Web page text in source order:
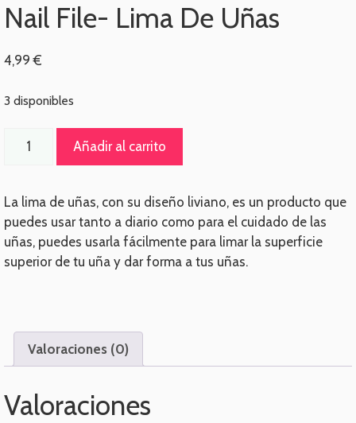
Nail File- Lima De Uñas
4,99€
3 disponibles
File-
De
Uñas
cantidad
Añadir al carrito
La lima de uñas, con su diseño liviano, es un producto que
puedes usar tanto a diario como para el cuidado de las
uñas, puedes usarla fácilmente para limar la superficie
superior de tu uña y dar forma a tus uñas.
Valoraciones (0)
Valoraciones